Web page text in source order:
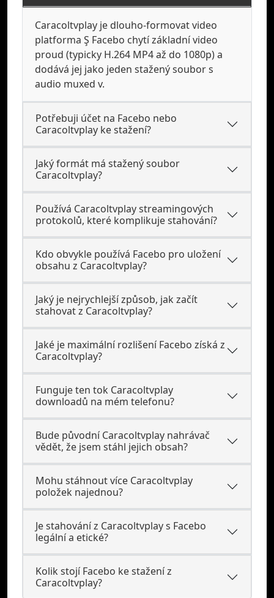
Caracoltvplay je dlouho-formovat video
platforma Ş Facebo chytí základní video
proud (typicky H.264 MP4 až do 1080p) a
dodává jej jako jeden stažený soubor s
audio muxed v.
Potřebuji účet na Facebo nebo
Caracoltvplay ke stažení?
Jaký formát má stažený soubor
Caracoltvplay?
Používá Caracoltvplay streamingových
protokolů, které komplikuje stahování?
Kdo obvykle používá Facebo pro uložení
obsahu z Caracoltvplay?
Jaký je nejrychlejší způsob, jak začít
stahovat z Caracoltvplay?
Jaké je maximální rozlišení Facebo získá z
Caracoltvplay?
Funguje ten tok Caracoltvplay
downloadů na mém telefonu?
Bude původní Caracoltvplay nahrávač
vědět, že jsem stáhl jejich obsah?
Mohu stáhnout více Caracoltvplay
položek najednou?
Je stahování z Caracoltvplay s Facebo
legální a etické?
Kolik stojí Facebo ke stažení z
Caracoltvplay?